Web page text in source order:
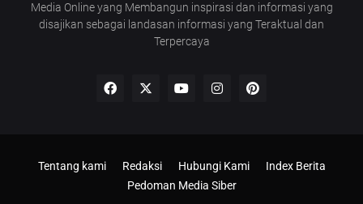
Media Online yang Membangun inspirasi dan informasi yang
disajikan sebagai landasan informasi yang Teraktual dan
Terpercaya
Tentang kami Redaksi Hubungi Kami
Index Berita
Pedoman Media Siber